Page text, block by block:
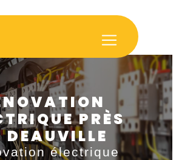
PRÈS
DEAUVILLE
électrique